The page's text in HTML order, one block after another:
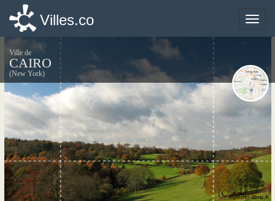
Toggle
Villes.co
Ville de
CAIRO
(New York)
©photo-libre.fr
Toggle
Villes.co